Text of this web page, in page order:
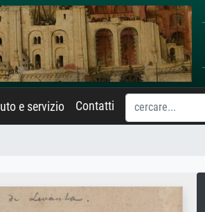
e servizio Contatti